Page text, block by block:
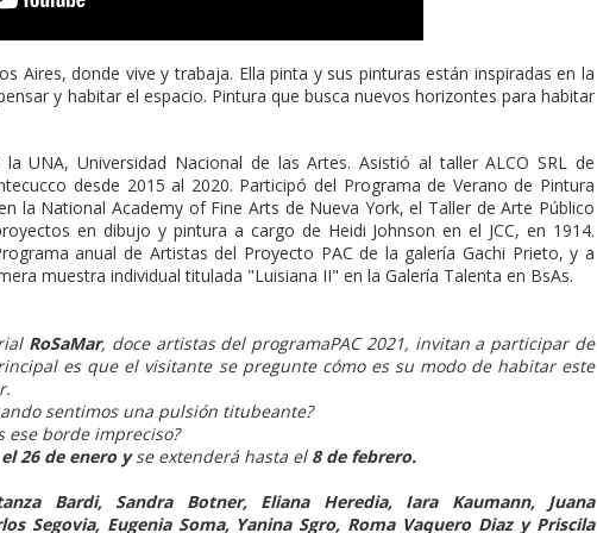
Aires, donde vive y trabaja. Ella pinta y sus pinturas están inspiradas en la
y habitar el espacio. Pintura que busca nuevos horizontes para habitar
UNA, Universidad Nacional de las Artes. Asistió al taller ALCO SRL de
desde 2015 al 2020. Participó del Programa de Verano de Pintura
la National Academy of Fine Arts de Nueva York, el Taller de Arte Público
en dibujo y pintura a cargo de Heidi Johnson en el JCC, en 1914.
anual de Artistas del Proyecto PAC de la galería Gachi Prieto, y a
muestra individual titulada "Luisiana II" en la Galería Talenta en BsAs.
RoSaMar, doce artistas del programaPAC 2021, invitan a participar de
es que el visitante se pregunte cómo es su modo de habitar este
sentimos una pulsión titubeante?
ese borde impreciso?
el 26 de enero yse extenderá hasta el8 de febrero.
Bardi, Sandra Botner, Eliana Heredia, Iara Kaumann, Juana
Segovia, Eugenia Soma, Yanina Sgro, Roma Vaquero Diaz y Priscila